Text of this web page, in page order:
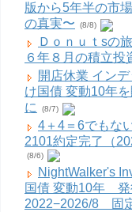
版から5年半の市
の真実〜
(8/8)
Ｄｏｎｕｔsの
６年８月の積立投
開店休業 イン
け国債 変動10年
に
(8/7)
4＋4＝6でもな
2101約定完了（
(8/6)
NightWalker's
国債 変動10年
2022−2026/8 固